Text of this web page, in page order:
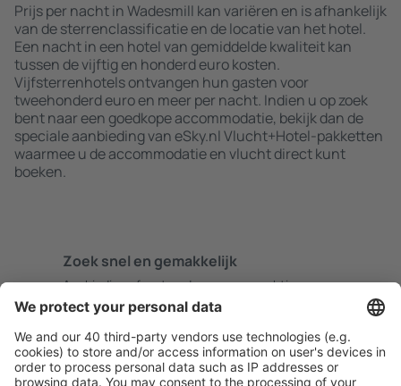
Prijs per nacht in Wadesmill kan variëren en is afhankelijk
van de sterrenclassificatie en de locatie van het hotel.
Een nacht in een hotel van gemiddelde kwaliteit kan
tussen de vijftig en honderd euro kosten.
Vijfsterrenhotels ontvangen hun gasten voor
tweehonderd euro en meer per nacht. Indien u op zoek
bent naar een goedkope accommodatie, bekijk dan de
speciale aanbieding van eSky.nl Vlucht+Hotel-pakketten
waarmee u de accommodatie en vlucht direct kunt
boeken.
Zoek snel en gemakkelijk
Aanbieding afgestemd op uw verwachtingen.
Plan veilig
Zorgeloos boeken met gratiss annuleringsopties.